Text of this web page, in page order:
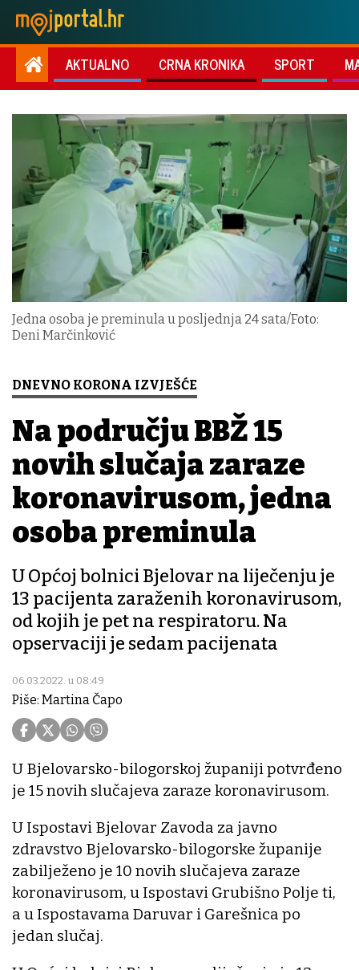
AKTUALNO CRNA KRONIKA SPORT
Jedna osoba je preminula u posljednja 24 sata/Foto:
Deni Marčinković
DNEVNO KORONA IZVJEŠĆE
Na području BBŽ 15
novih slučaja zaraze
koronavirusom, jedna
osoba preminula
U Općoj bolnici Bjelovar na liječenju je
13 pacijenta zaraženih koronavirusom,
od kojih je pet na respiratoru. Na
opservaciji je sedam pacijenata
06.03.2022. u 08:49
Piše: Martina Čapo
U Bjelovarsko-bilogorskoj županiji potvrđeno
je 15 novih slučajeva zaraze koronavirusom.
U Ispostavi Bjelovar Zavoda za javno
zdravstvo Bjelovarsko-bilogorske županije
zabilježeno je 10 novih slučajeva zaraze
koronavirusom, u Ispostavi Grubišno Polje ti,
a u Ispostavama Daruvar i Garešnica po
jedan slučaj.